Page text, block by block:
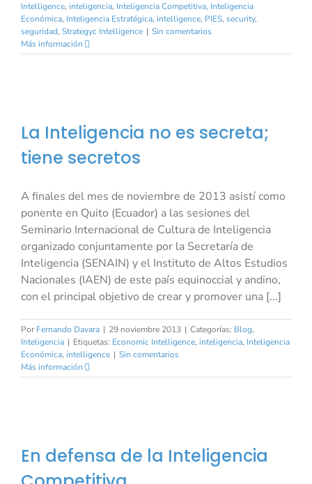
Intelligence, inteligencia, Inteligencia Competitiva, Inteligencia
Económica, Inteligencia Estratégica, intelligence, PIES, security,
seguridad, Strategyc Intelligence | Sin comentarios
Más información
La Inteligencia no es secreta;
tiene secretos
A finales del mes de noviembre de 2013 asistí como
ponente en Quito (Ecuador) a las sesiones del
Seminario Internacional de Cultura de Inteligencia
organizado conjuntamente por la Secretaría de
Inteligencia (SENAIN) y el Instituto de Altos Estudios
Nacionales (IAEN) de este país equinoccial y andino,
con el principal objetivo de crear y promover una [...]
Por Fernando Davara | 29 noviembre 2013 | Categorías: Blog,
Inteligencia | Etiquetas: Economic Intelligence, inteligencia, Inteligencia
Económica, intelligence | Sin comentarios
Más información
En defensa de la Inteligencia